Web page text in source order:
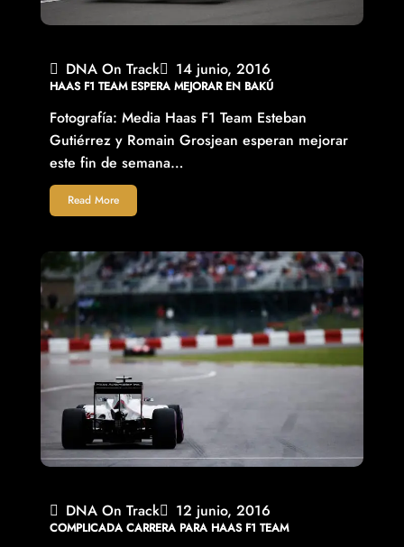
DNA On Track 14 junio, 2016
HAAS F1 TEAM ESPERA MEJORAR EN BAKÚ
Fotografía: Media Haas F1 Team Esteban
Gutiérrez y Romain Grosjean esperan mejorar
este fin de semana…
Read More
DNA On Track 12 junio, 2016
COMPLICADA CARRERA PARA HAAS F1 TEAM